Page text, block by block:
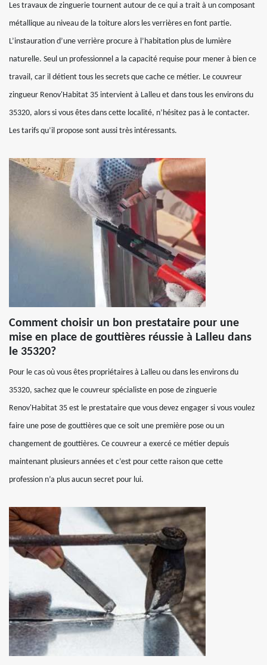
Les travaux de zinguerie tournent autour de ce qui a trait à un composant
métallique au niveau de la toiture alors les verrières en font partie.
L’instauration d’une verrière procure à l’habitation plus de lumière
naturelle. Seul un professionnel a la capacité requise pour mener à bien ce
travail, car il détient tous les secrets que cache ce métier. Le couvreur
zingueur Renov'Habitat 35 intervient à Lalleu et dans tous les environs du
35320, alors si vous êtes dans cette localité, n’hésitez pas à le contacter.
Les tarifs qu’il propose sont aussi très intéressants.
Comment choisir un bon prestataire pour une
mise en place de gouttières réussie à Lalleu dans
le 35320?
Pour le cas où vous êtes propriétaires à Lalleu ou dans les environs du
35320, sachez que le couvreur spécialiste en pose de zinguerie
Renov'Habitat 35 est le prestataire que vous devez engager si vous voulez
faire une pose de gouttières que ce soit une première pose ou un
changement de gouttières. Ce couvreur a exercé ce métier depuis
maintenant plusieurs années et c’est pour cette raison que cette
profession n’a plus aucun secret pour lui.